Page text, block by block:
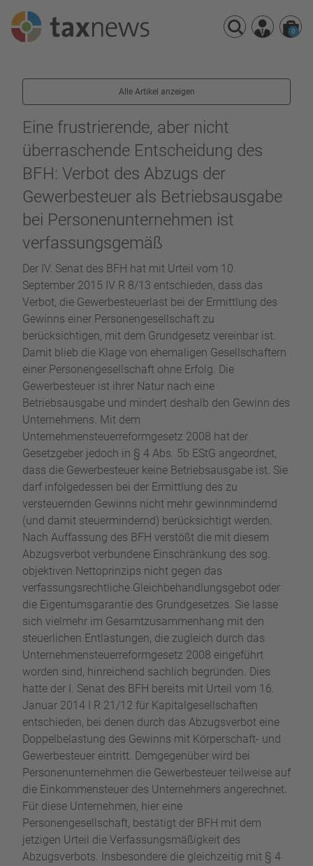
Webinare
0
Alle Artikel anzeigen
Eine frustrierende, aber nicht
überraschende Entscheidung des
BFH: Verbot des Abzugs der
Gewerbesteuer als Betriebsausgabe
bei Personenunternehmen ist
verfassungsgemäß
Der IV. Senat des BFH hat mit Urteil vom 10.
September 2015 IV R 8/13 entschieden, dass das
Verbot, die Gewerbesteuerlast bei der Ermittlung des
Gewinns einer Personengesellschaft zu
berücksichtigen, mit dem Grundgesetz vereinbar ist.
Damit blieb die Klage von ehemaligen Gesellschaftern
einer Personengesellschaft ohne Erfolg. Die
Gewerbesteuer ist ihrer Natur nach eine
Betriebsausgabe und mindert deshalb den Gewinn des
Unternehmens. Mit dem
Unternehmensteuerreformgesetz 2008 hat der
Gesetzgeber jedoch in § 4 Abs. 5b EStG angeordnet,
dass die Gewerbesteuer keine Betriebsausgabe ist. Sie
darf infolgedessen bei der Ermittlung des zu
versteuernden Gewinns nicht mehr gewinnmindernd
(und damit steuermindernd) berücksichtigt werden.
Nach Auffassung des BFH verstößt die mit diesem
Abzugsverbot verbundene Einschränkung des sog.
objektiven Nettoprinzips nicht gegen das
verfassungsrechtliche Gleichbehandlungsgebot oder
die Eigentumsgarantie des Grundgesetzes. Sie lasse
sich vielmehr im Gesamtzusammenhang mit den
steuerlichen Entlastungen, die zugleich durch das
Unternehmensteuerreformgesetz 2008 eingeführt
worden sind, hinreichend sachlich begründen. Dies
hatte der I. Senat des BFH bereits mit Urteil vom 16.
Januar 2014 I R 21/12 für Kapitalgesellschaften
entschieden, bei denen durch das Abzugsverbot eine
Doppelbelastung des Gewinns mit Körperschaft- und
Gewerbesteuer eintritt. Demgegenüber wird bei
Personenunternehmen die Gewerbesteuer teilweise auf
die Einkommensteuer des Unternehmers angerechnet.
Für diese Unternehmen, hier eine
Personengesellschaft, bestätigt der BFH mit dem
jetzigen Urteil die Verfassungsmäßigkeit des
Abzugsverbots. Insbesondere die gleichzeitig mit § 4